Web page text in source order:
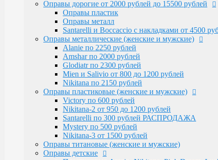
Mien и Salivio от 800 до 1200 рублей
Nikitana по 2150 рублей
Оправы пластиковые (женские и мужские)
Victory по 600 рублей
Nikitana-2 от 950 до 1200 рублей
Santarelli по 300 рублей РАСПРОДАЖА
Mystery по 500 рублей
Nikitana-3 от 1500 рублей
Оправы титановые (женские и мужские)
Оправы детские
Пластиковые Arezig, Nikitana, Pink Dream,
Силиконовые с силиконовым шнурком и
Силиконовые и пластиковые Nikitana,
Пластиковые антивандальные Nikitana от 1100
РАСПРОДАЖА детских оправ от 250 рублей
Металлические Детские от 600 до 3500 рублей
Оправы под линзы с большими диоптриями по 1200
Футляры
Оправы дорогие от 2000 рублей до 15500 рублей
Оправы пластик
Оправы металл
Santarelli и Boccaccio с накладками от 4500
Оправы металлические (женские и мужские)
Alanie по 2250 рублей
Amshar по 2000 рублей
Glodiatr по 2300 рублей
Mien и Salivio от 800 до 1200 рублей
Nikitana по 2150 рублей
Оправы пластиковые (женские и мужские)
Victory по 600 рублей
Nikitana-2 от 950 до 1200 рублей
Santarelli по 300 рублей РАСПРОДАЖА
Mystery по 500 рублей
Nikitana-3 от 1500 рублей
Оправы титановые (женские и мужские)
Оправы детские